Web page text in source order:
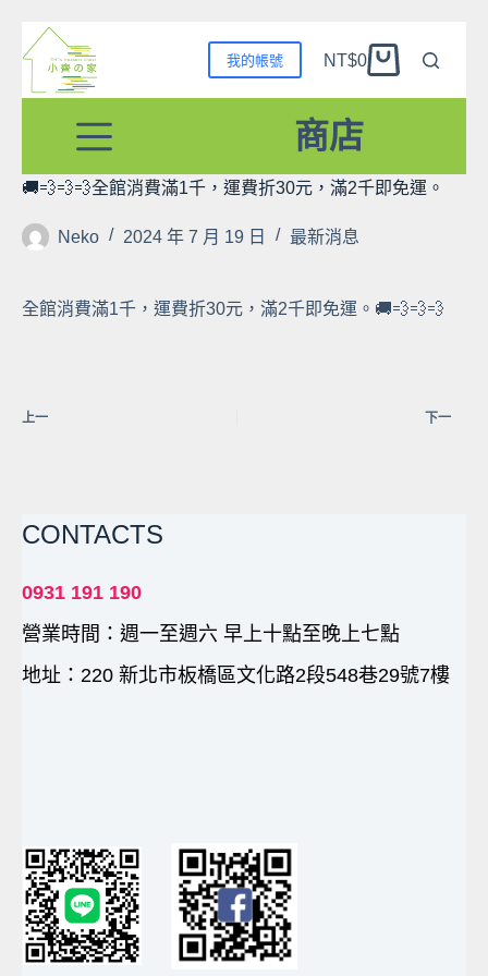
至
主
容
我的帳號
購
物
車
NT$0
商店
🚚💨💨💨全館消費滿1千，運費折30元，滿2千即免運。
Neko 2024 年 7 月 19 日 最新消息
全館消費滿1千，運費折30元，滿2千即免運。🚚💨💨💨
上一 下一
CONTACTS
0931 191 190
營業時間：週一至週六 早上十點至晚上七點
地址：220 新北市板橋區文化路2段548巷29號7樓